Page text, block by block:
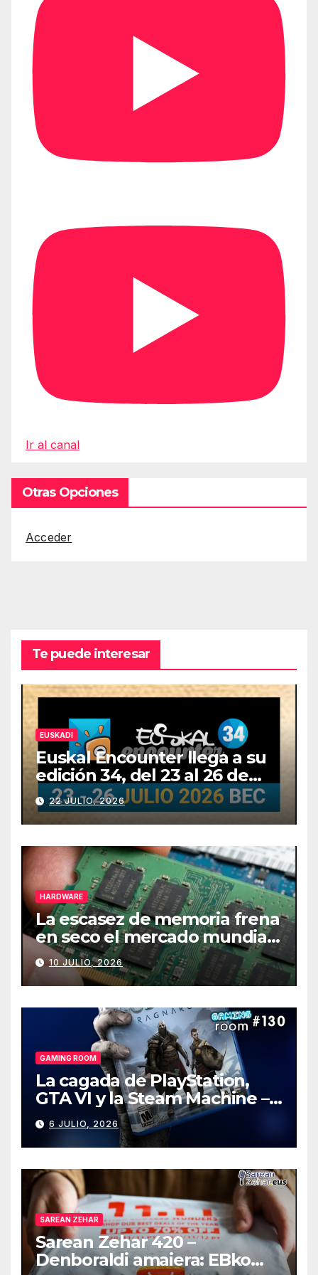
Ir al canal
Otras Opciones
Acceder
Te puede interesar
EUSKADI
Euskal Encounter llega a su
edición 34, del 23 al 26 de
julio
22 JULIO, 2026
HARDWARE
La escasez de memoria frena
en seco el mercado mundial
de PCs
10 JULIO, 2026
GAMING ROOM
La cagada de PlayStation,
GTA VI y la Steam Machine –
Gaming Room #130
6 JULIO, 2026
SAREAN ZEHAR
Sarean Zehar 420 –
Denboraldi amaiera: EBko